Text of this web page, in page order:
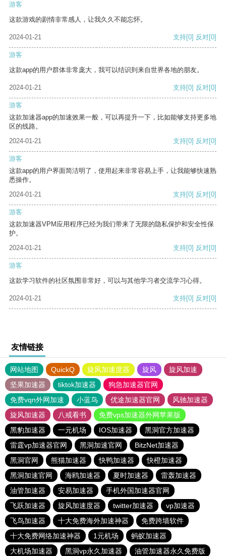
游客
这款游戏的剧情非常感人，让我久久不能忘怀。
2024-01-21 支持[0] 反对[0]
游客
这款app的用户群体非常庞大，我可以结识到来自世界各地的朋友。
2024-01-21 支持[0] 反对[0]
游客
这款加速器app的加速效果一般，可以再提升一下，比如能够支持更多地
区的线路。
2024-01-21
支持[0] 反对[0]
游客
这款app的用户界面简洁明了，使用起来非常容易上手，让我能够快速熟
悉操作。
2024-01-21
支持[0] 反对[0]
游客
这款加速器VPM应用程序已经为我们带来了无限的隐私保护和安全性保
护。
2024-01-21
支持[0] 反对[0]
游客
这款学习软件的社区氛围非常好，可以与其他学习者交流学习心得。
2024-01-21 支持[0] 反对[0]
友情链接
网站地图 QuickQ 旋风加速度器 旋风
旋风加速
坚果加速器
tiktok加速器
狗急加速器官网
免费vqn外网加速
小蓝鸟 优途加速器官网
风驰加速器
旋风加速器
八戒看书
免费vps加速器外网苹果版
黑豹加速器
一元机场 IOS加速器
黑洞官方加速器
雷霆vp加速器官网
黑洞加速官网
BitzNet加速器
黑洞官网
熊猫加速器 快鸭加速器
快橙加速器
黑洞加速官网
海鸥加速器 夏时加速器
雷轰加速器
油管加速器
安易加速器
手机外国加速器官网
飞跃加速器
旋风加速度器 twitter加速器
vp加速器
飞鸟加速器
十大免费海外加速神器
免费跨墙软件
十大免费网络加速神器
1元机场
蚂蚁加速器
大机场加速器
黑洞vp永久加速器 油管加速器永久免费版